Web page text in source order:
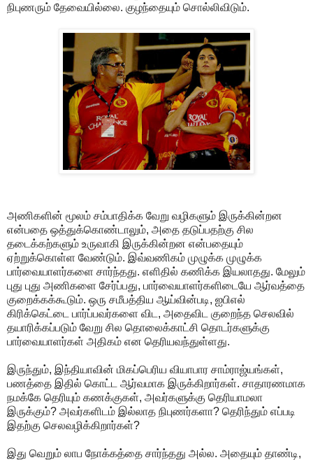
நிபுணரும் தேவையில்லை. குழந்தையும் சொல்லிவிடும்.
அணிகளின் மூலம் சம்பாதிக்க வேறு வழிகளும் இருக்கின்றன
என்பதை ஒத்துக்கொண்டாலும், அதை தடுப்பதற்கு சில
தடைக்கற்களும் உருவாகி இருக்கின்றன என்பதையும்
ஏற்றுக்கொள்ள வேண்டும். இவ்வணிகம் முழுக்க முழுக்க
பார்வையாளர்களை சார்ந்தது. எளிதில் கணிக்க இயலாதது. மேலும்
புது புது அணிகளை சேர்ப்பது, பார்வையாளர்களிடையே ஆர்வத்தை
குறைக்கக்கூடும். ஒரு சமீபத்திய ஆய்வின்படி, ஐபிஎல்
கிரிக்கெட்டை பார்ப்பவர்களை விட, அதைவிட குறைந்த செலவில்
தயாரிக்கப்படும் வேறு சில தொலைக்காட்சி தொடர்களுக்கு
பார்வையாளர்கள் அதிகம் என தெரியவந்துள்ளது.
இருந்தும், இந்தியாவின் மிகப்பெரிய வியாபார சாம்ராஜ்யங்கள்,
பணத்தை இதில் கொட்ட ஆர்வமாக இருக்கிறார்கள். சாதாரணமாக
நமக்கே தெரியும் கணக்குகள், அவர்களுக்கு தெரியாமலா
இருக்கும்? அவர்களிடம் இல்லாத நிபுணர்களா? தெரிந்தும் எப்படி
இதற்கு செலவழிக்கிறார்கள்?
இது வெறும் லாப நோக்கத்தை சார்ந்தது அல்ல. அதையும் தாண்டி,